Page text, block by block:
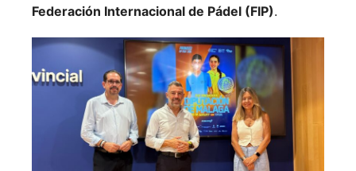
Federación Internacional de Pádel (FIP).